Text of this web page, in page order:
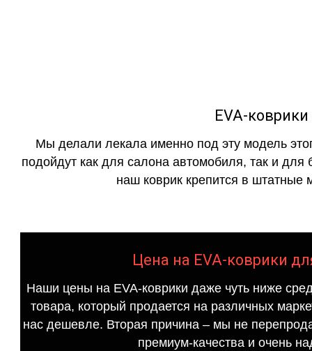
EVA-
Мы делали лекала именно под эту модель
подойдут как для салона автомобиля, так и для
наш коврик крепится в штатные
Цена на EVA-коврики
Наши цены на EVA-коврики даже чуть ниже
товара, который продается на различных
нас дешевле. Вторая причина – мы не
премиум-качества и очень